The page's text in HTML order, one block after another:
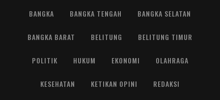
BANGKA BANGKA TENGAH BANGKA SELATAN
BANGKA BARAT BELITUNG BELITUNG TIMUR
POLITIK HUKUM EKONOMI OLAHRAGA
KESEHATAN KETIKAN OPINI REDAKSI